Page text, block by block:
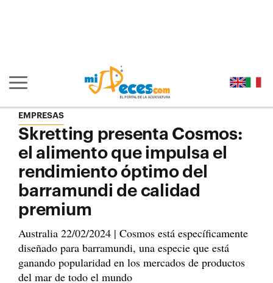
Mostrar/ocultar navegación principal
EMPRESAS
Skretting presenta Cosmos:
el alimento que impulsa el
rendimiento óptimo del
barramundi de calidad
premium
Australia 22/02/2024 | Cosmos está específicamente
diseñado para barramundi, una especie que está
ganando popularidad en los mercados de productos
del mar de todo el mundo